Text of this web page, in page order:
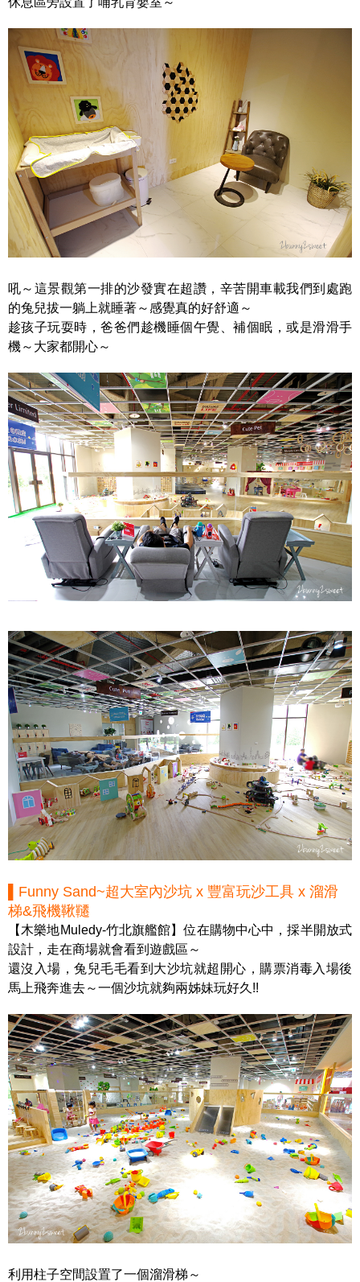
吼～這景觀第一排的沙發實在超讚，辛苦開車載我們到處跑
的兔兒拔一躺上就睡著～感覺真的好舒適～
趁孩子玩耍時，爸爸們趁機睡個午覺、補個眠，或是滑滑手
機～大家都開心～
▌Funny Sand~超大室內沙坑 x 豐富玩沙工具 x 溜滑
梯&飛機鞦韆
【木樂地Muledy-竹北旗艦館】位在購物中心中，採半開放式
設計，走在商場就會看到遊戲區～
還沒入場，兔兒毛毛看到大沙坑就超開心，購票消毒入場後
馬上飛奔進去～一個沙坑就夠兩姊妹玩好久!!
利用柱子空間設置了一個溜滑梯～